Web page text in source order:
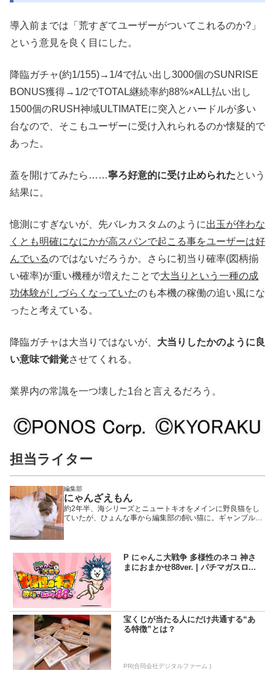
導入前までは「荒すぎてユーザーがついてこれるのか?」
という意見を良く目にした。
降臨ガチャ(約1/155)→1/4で払い出し3000個のSUNRISE
BONUS獲得→1/2でTOTAL継続率約88%×ALL払い出し
1500個のRUSH神域ULTIMATEに突入とハードルが多い
台なので、そこもユーザーに受け入れられるのか懐疑的で
あった。
蓋を開けてみたら……寧ろ好意的に受け止められたという
結果に。
憶測にすぎないが、先バレカスタムのように出玉が伴わな
くとも明確になにかが高スパンで起こる事をユーザーは好
んでいるのではないだろうか。さらに初当り確率(図柄揃
い確率)が重い機種が増えたことで大当りという一種の成
功体験がしづらくなっていたのも本機の稼働の追い風にな
ったと考えている。
降臨ガチャは大当りではないが、 大当りしたかのように良
い意味で錯覚させてくれる。
業界内の常識を一つ壊した1台と言えるだろう。
担当ライター
編集部
にゃんざえもん
約2年半、海シリーズとニュートキオをメインに野良猫をし
ていたが、ひょんな事から編集部の飼い猫に。ギャンブル歴
ん!!
P にゃんこ大戦争 多様性のネコ 神さ
まにおまかせ88ver. | パチマガスロ...
宝くじが当たる人にだけ共通する“あ
る特徴”とは？
PR(合同会社デジタルファーム )